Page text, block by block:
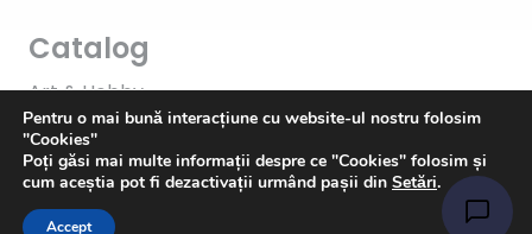
Catalog
Art & Hobby
Ata de cusut
Pasmanterie
Tesaturi
Pentru o mai bună interacțiune cu website-ul nostru folosim
"Cookies"
Poți găsi mai multe informații despre ce "Cookies" folosim și
cum aceștia pot fi dezactivații urmând pașii din Setări.
Accept